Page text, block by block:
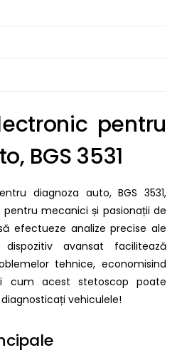
pentru
BGS 3531
diagnoza auto, BGS 3531,
mecanici și pasionații de
efectueze analize precise ale
avansat facilitează
tehnice, economisind
cum acest stetoscop poate
vehiculele!